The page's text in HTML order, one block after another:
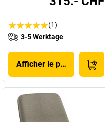
(1)
3-5 Werktage
Afficher le produit